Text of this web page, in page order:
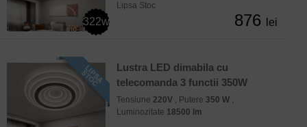
322w
Lipsa Stoc
876 lei
Lustra LED dimabila cu
telecomanda 3 functii 350W
Tensiune 220V , Putere 350 W ,
Luminozitate 18500 lm